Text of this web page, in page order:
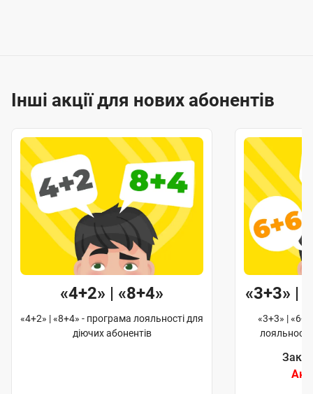
Інші акції для нових абонентів
«4+2» | «8+4»
| «8+4» - програма лояльності для
діючих абонентів
«3+3» |
«3+3» | «6+6» |
лояльності для
Акцію